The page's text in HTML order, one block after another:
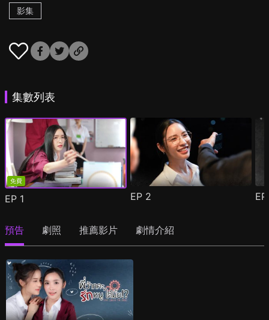
影集
集數列表
免費
EP 1 EP 2
預告 劇照 推薦影片 劇情介紹